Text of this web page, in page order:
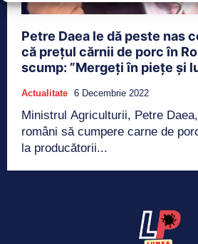
Petre Daea le dă peste nas
că prețul cărnii de porc în
scump: ”Mergeți în piețe și
Actualitate 6 Decembrie 2022
Ministrul Agriculturii, Petre
români să cumpere carne de
la producătorii...